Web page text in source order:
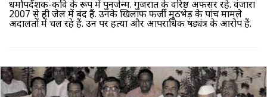
धर्मोपदेशक-कवि के रूप में पुनर्जन्म. गुजरात के वरिष्ठ अफसर रहे. वंजारा
2007 से ही जेल में बंद हैं. उनके खिलाफ फर्जी मुठभेड़ के पांच मामले
अदालतों में चल रहे हैं. उन पर हत्या और आपराधिक षड्यंत्र के आरोप हैं.